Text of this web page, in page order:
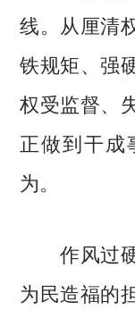
线。从厘清
铁规矩、强
权受监督、
正做到干成
为。
作风过硬
为民造福的